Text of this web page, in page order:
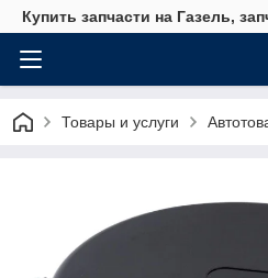
Купить запчасти на Газель,
Товары и услуги